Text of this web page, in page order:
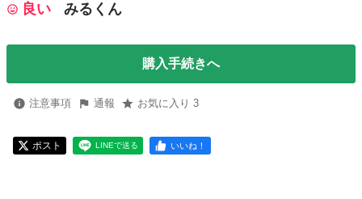
良い みるくん
購入手続きへ
注意事項 通報 お気に入り 3
ポスト LINEで送る いいね！